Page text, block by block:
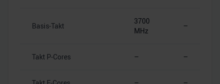
Basis-Takt
3700
MHz
–
Takt P-Cores – –